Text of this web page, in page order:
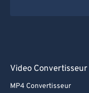
Video Convertisseur
MP4 Convertisseur